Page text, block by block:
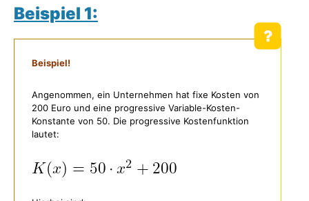
Beispiel 1:
Beispiel!
Angenommen, ein Unternehmen hat fixe Kosten von
200 Euro und eine progressive Variable-Kosten-
Konstante von 50. Die progressive Kostenfunktion
lautet: